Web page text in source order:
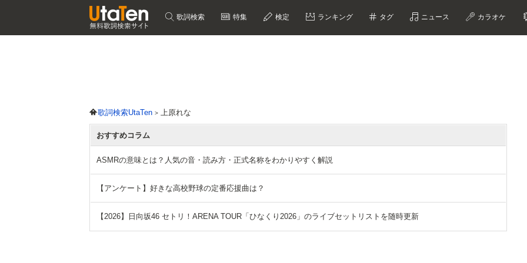
歌詞検索 特集 検定 ランキング タグ ニュース カラオケ
歌詞検索UtaTen 上原れな
おすすめコラム
ASMRの意味とは？人気の音・読み方・正式名称をわかりやすく解説
【アンケート】好きな高校野球の定番応援曲は？
【2026】日向坂46 セトリ！ARENA TOUR「ひなくり2026」のライブセットリストを随時更新